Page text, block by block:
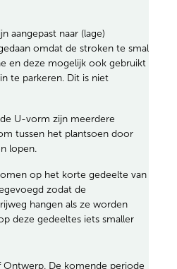
aangepast naar (lage)
omdat de stroken te smal
en deze mogelijk ook gebruikt
te parkeren. Dit is niet
U-vorm zijn meerdere
tussen het plantsoen door
lopen.
op het korte gedeelte van
zodat de
hangen als ze worden
deze gedeeltes iets smaller
De komende periode